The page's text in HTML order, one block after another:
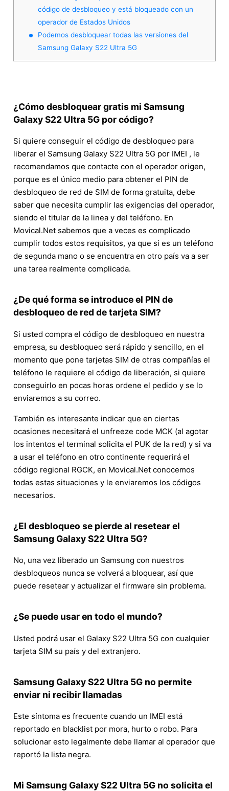
código de desbloqueo y está bloqueado con un
operador de Estados Unidos
Podemos desbloquear todas las versiones del
Samsung Galaxy S22 Ultra 5G
¿Cómo desbloquear gratis mi Samsung
Galaxy S22 Ultra 5G por código?
Si quiere conseguir el código de desbloqueo para
liberar el Samsung Galaxy S22 Ultra 5G por IMEI , le
recomendamos que contacte con el operador origen,
porque es el único medio para obtener el PIN de
desbloqueo de red de SIM de forma gratuita, debe
saber que necesita cumplir las exigencias del operador,
siendo el titular de la linea y del teléfono. En
Movical.Net sabemos que a veces es complicado
cumplir todos estos requisitos, ya que si es un teléfono
de segunda mano o se encuentra en otro país va a ser
una tarea realmente complicada.
¿De qué forma se introduce el PIN de
desbloqueo de red de tarjeta SIM?
Si usted compra el código de desbloqueo en nuestra
empresa, su desbloqueo será rápido y sencillo, en el
momento que pone tarjetas SIM de otras compañías el
teléfono le requiere el código de liberación, si quiere
conseguirlo en pocas horas ordene el pedido y se lo
enviaremos a su correo.
También es interesante indicar que en ciertas
ocasiones necesitará el unfreeze code MCK (al agotar
los intentos el terminal solicita el PUK de la red) y si va
a usar el teléfono en otro continente requerirá el
código regional RGCK, en Movical.Net conocemos
todas estas situaciones y le enviaremos los códigos
necesarios.
¿El desbloqueo se pierde al resetear el
Samsung Galaxy S22 Ultra 5G?
No, una vez liberado un Samsung con nuestros
desbloqueos nunca se volverá a bloquear, así que
puede resetear y actualizar el firmware sin problema.
¿Se puede usar en todo el mundo?
Usted podrá usar el Galaxy S22 Ultra 5G con cualquier
tarjeta SIM su país y del extranjero.
Samsung Galaxy S22 Ultra 5G no permite
enviar ni recibir llamadas
Este síntoma es frecuente cuando un IMEI está
reportado en blacklist por mora, hurto o robo. Para
solucionar esto legalmente debe llamar al operador que
reportó la lista negra.
Mi Samsung Galaxy S22 Ultra 5G no solicita el